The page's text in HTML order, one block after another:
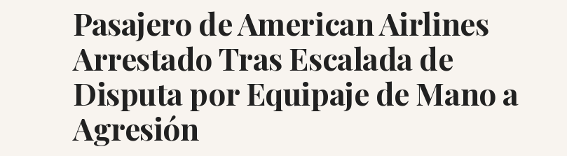
Pasajero de American Airlines
Arrestado Tras Escalada de
Disputa por Equipaje de Mano a
Agresión